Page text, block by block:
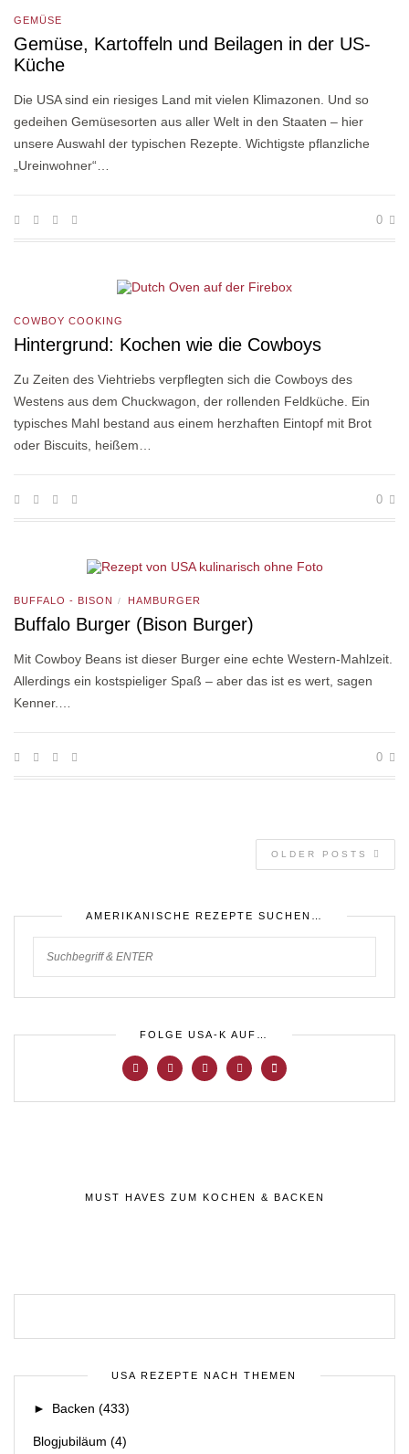
GEMÜSE
Gemüse, Kartoffeln und Beilagen in der US-
Küche
Die USA sind ein riesiges Land mit vielen Klimazonen. Und so
gedeihen Gemüsesorten aus aller Welt in den Staaten – hier
unsere Auswahl der typischen Rezepte. Wichtigste pflanzliche
„Ureinwohner“…
0
COWBOY COOKING
Hintergrund: Kochen wie die Cowboys
Zu Zeiten des Viehtriebs verpflegten sich die Cowboys des
Westens aus dem Chuckwagon, der rollenden Feldküche. Ein
typisches Mahl bestand aus einem herzhaften Eintopf mit Brot
oder Biscuits, heißem…
0
BUFFALO - BISON / HAMBURGER
Buffalo Burger (Bison Burger)
Mit Cowboy Beans ist dieser Burger eine echte Western-Mahlzeit.
Allerdings ein kostspieliger Spaß – aber das ist es wert, sagen
Kenner.…
0
OLDER POSTS
AMERIKANISCHE REZEPTE SUCHEN…
FOLGE USA-K AUF…
MUST HAVES ZUM KOCHEN & BACKEN
USA REZEPTE NACH THEMEN
► Backen (433)
Blogjubiläum (4)